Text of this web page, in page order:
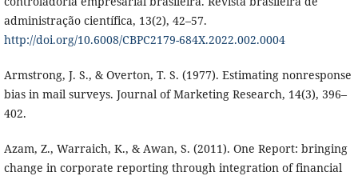
administração científica, 13(2), 42–57.
http://doi.org/10.6008/CBPC2179-684X.2022.002.0004
Armstrong, J. S., & Overton, T. S. (1977). Estimating nonresponse
bias in mail surveys. Journal of Marketing Research, 14(3), 396–
402.
Azam, Z., Warraich, K., & Awan, S. (2011). One Report: bringing
change in corporate reporting through integration of financial